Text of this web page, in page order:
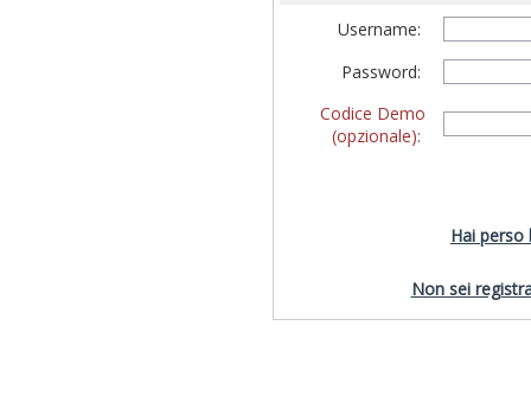
Username:
Password:
Codice Demo
(opzionale):
Hai perso
Non sei